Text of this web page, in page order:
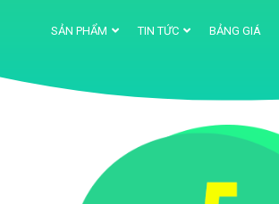
SẢN PHẨM TIN TỨC BẢNG GIÁ